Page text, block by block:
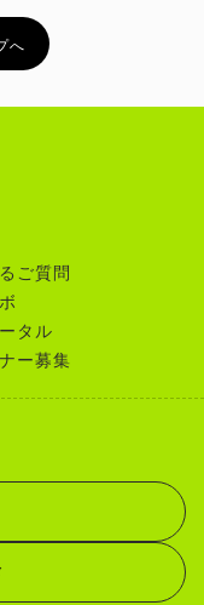
へ
ご質問
タル
ー募集